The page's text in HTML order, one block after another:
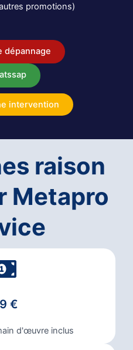
promotions)
dépannage
intervention
raison
Metapro
€
d'œuvre inclus